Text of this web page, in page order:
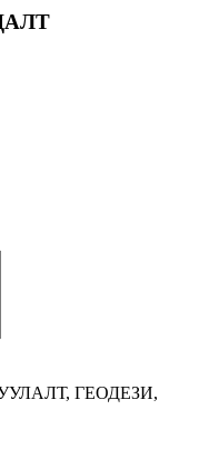
ГЕОДЕЗИ,